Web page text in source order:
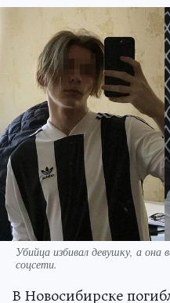
Убийца избивал девушку, а она
соцсети.
В Новосибирске